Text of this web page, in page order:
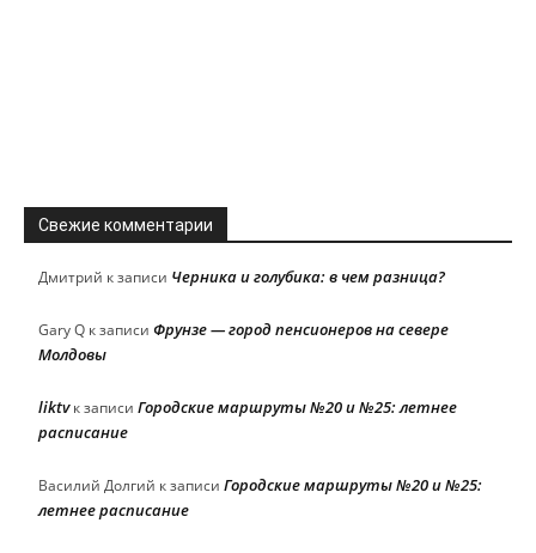
Свежие комментарии
Дмитрий к записи Черника и голубика: в чем разница?
Gary Q к записи Фрунзе — город пенсионеров на севере
Молдовы
liktvк записи Городские маршруты №20 и №25: летнее
расписание
Василий Долгий к записи Городские маршруты №20 и №25:
летнее расписание